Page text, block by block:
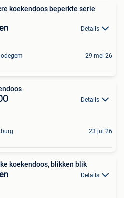
koekendoos beperkte serie
Details
29 mei 26
Details
23 jul 26
koekendoos, blikken blik
Details